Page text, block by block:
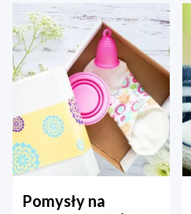
Pomysły na